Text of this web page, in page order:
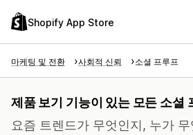
Shopify App Store
마케팅 및 전환 사회적 신뢰 소셜 프루프
제품 보기 기능이 있는 모든 소셜
요즘 트렌드가 무엇인지, 누가